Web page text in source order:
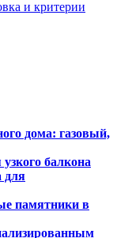
и критерии
дома: газовый,
балкона
для
памятники в